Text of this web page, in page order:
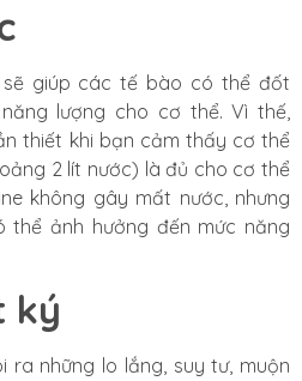
giúp các tế bào có thể đốt
lượng cho cơ thể. Vì thế,
thiết khi bạn cảm thấy cơ thể
2 lít nước) là đủ cho cơ thể
không gây mất nước, nhưng
thể ảnh hưởng đến mức năng
ký
ra những lo lắng, suy tư, muộn